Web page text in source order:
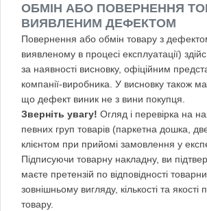
ОБМІН АБО ПОВЕРНЕННЯ
ВИЯВЛЕНИМ ДЕФЕКТОМ
Повернення або обмін товару з
виявленому в процесі експлуатації)
за наявності висновку, офіційним
компанії-виробника. У висновку також
що дефект виник не з вини покупця.
Зверніть увагу! Огляд і перевірка на
певних груп товарів (паркетна дошка,
клієнтом при прийомі замовлення у
Підписуючи товарну накладну, ви
маєте претензій по відповідності
зовнішньому вигляду, кількості та
товару.